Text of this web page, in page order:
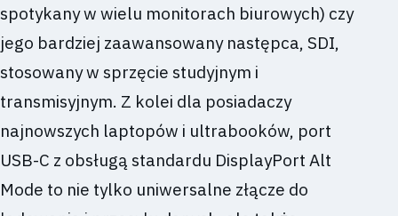
spotykany w wielu monitorach biurowych) czy
jego bardziej zaawansowany następca, SDI,
stosowany w sprzęcie studyjnym i
transmisyjnym. Z kolei dla posiadaczy
najnowszych laptopów i ultrabooków, port
USB-C z obsługą standardu DisplayPort Alt
Mode to nie tylko uniwersalne złącze do